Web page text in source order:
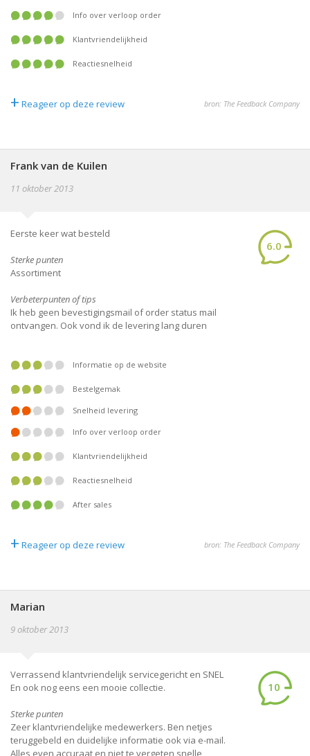
Info over verloop order
Klantvriendelijkheid
Reactiesnelheid
+ Reageer op deze review bron: The Feedback Company
Frank van de Kuilen
11 oktober 2013
Eerste keer wat besteld
Sterke punten
Assortiment
Verbeterpunten of tips
Ik heb geen bevestigingsmail of order status mail
ontvangen. Ook vond ik de levering lang duren
6.0
Informatie op de website
Bestelgemak
Snelheid levering
Info over verloop order
Klantvriendelijkheid
Reactiesnelheid
After sales
+ Reageer op deze review bron: The Feedback Company
Marian
9 oktober 2013
Verrassend klantvriendelijk servicegericht en SNEL
En ook nog eens een mooie collectie.
Sterke punten
Zeer klantvriendelijke medewerkers. Ben netjes
teruggebeld en duidelijke informatie ook via e-mail.
Alles even accuraat en niet te vergeten snelle
10